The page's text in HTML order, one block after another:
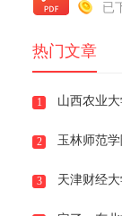
已
热门文章
1
2 玉林师范
3 天津财经